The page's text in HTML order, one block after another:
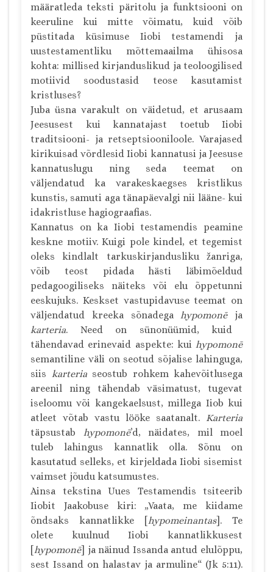
määratleda teksti päritolu ja funktsiooni on
keeruline kui mitte võimatu, kuid võib
püstitada küsimuse Iiobi testamendi ja
uustestamentliku mõttemaailma ühisosa
kohta: millised kirjanduslikud ja teoloogilised
motiivid soodustasid teose kasutamist
kristluses?
Juba üsna varakult on väidetud, et arusaam
Jeesusest kui kannatajast toetub Iiobi
traditsiooni- ja retseptsiooniloole. Varajased
kirikuisad võrdlesid Iiobi kannatusi ja Jeesuse
kannatuslugu ning seda teemat on
väljendatud ka varakeskaegses kristlikus
kunstis, samuti aga tänapäevalgi nii lääne- kui
idakristluse hagiograafias.
Kannatus on ka Iiobi testamendis peamine
keskne motiiv. Kuigi pole kindel, et tegemist
oleks kindlalt tarkuskirjandusliku žanriga,
võib teost pidada hästi läbimõeldud
pedagoogiliseks näiteks või elu õppetunni
eeskujuks. Keskset vastupidavuse teemat on
väljendatud kreeka sõnadega hypomonē ja
karteria. Need on sünonüümid, kuid
tähendavad erinevaid aspekte: kui hypomonē
semantiline väli on seotud sõjalise lahinguga,
siis
karteriaseostub rohkem kahevõitlusega
areenil ning tähendab väsimatust, tugevat
iseloomu või kangekaelsust, millega Iiob kui
atleet võtab vastu lööke saatanalt.
Karteria
täpsustab
hypomonē’d, näidates, mil moel
tuleb lahingus kannatlik olla. Sõnu on
kasutatud selleks, et kirjeldada Iiobi sisemist
vaimset jõudu katsumustes.
Ainsa tekstina Uues Testamendis tsiteerib
Iiobit Jaakobuse kiri: „Vaata, me kiidame
õndsaks kannatlikke [hypomeinantas]. Te
olete kuulnud Iiobi kannatlikkusest
[hypomonē] ja näinud Issanda antud elulõppu,
sest Issand on halastav ja armuline“ (Jk 5:11).